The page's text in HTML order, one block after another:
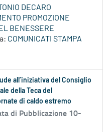
DECARO
PROMOZIONE
BENESSERE
COMUNICATI STAMPA
all’iniziativa del Consiglio
della Teca del
di caldo estremo
di Pubblicazione 10-